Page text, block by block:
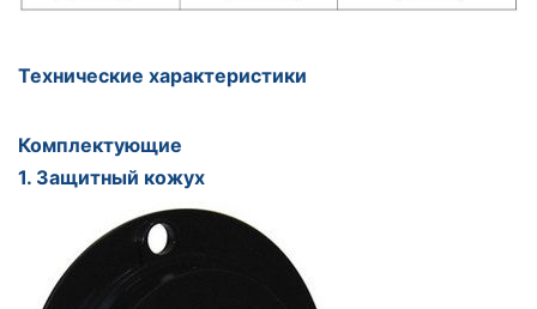
Технические характеристики
Комплектующие
1. Защитный кожух